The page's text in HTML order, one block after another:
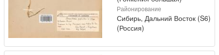
Районирование
Сибирь, Дальний Восток (S6)
(Россия)